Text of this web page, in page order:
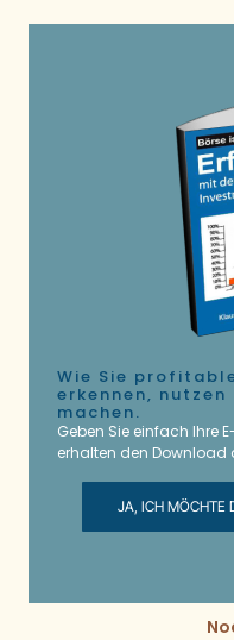
Wie Sie
erkennen, nutzen
machen.
Geben Sie einfach Ihre
erhalten den Download
JA, ICH MÖCHTE